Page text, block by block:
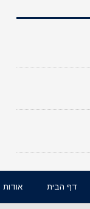
דף הבית אודות